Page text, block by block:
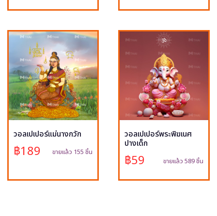
วอลเปเปอร์แม่นางกวัก
฿189 ขายแล้ว 155 ชิ้น
วอลเปเปอร์พระพิฆเนศ
ปางเด็ก
฿59 ขายแล้ว 589 ชิ้น